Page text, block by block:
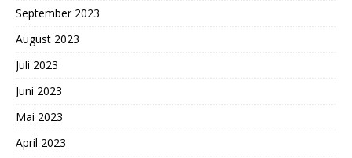
September 2023
August 2023
Juli 2023
Juni 2023
Mai 2023
April 2023